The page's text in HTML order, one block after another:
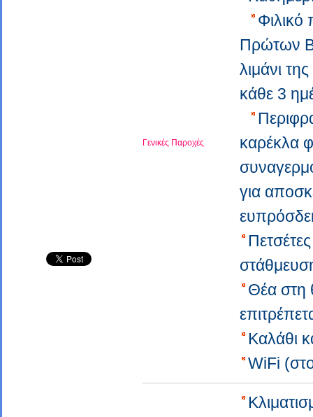
Γενικές Παροχές
Φιλικό
Πρώτων
λιμάνι
κάθε 3
καρέκλα
για
Θέα
Καλάθι
WiFi